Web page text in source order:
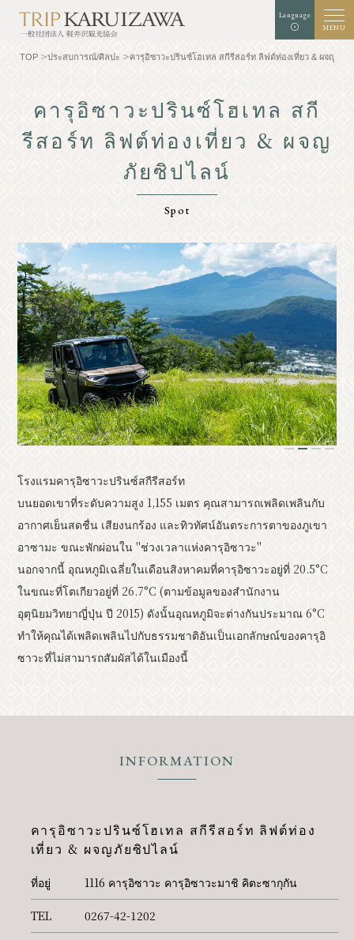
Language
MENU
สีพื้นหลัง สีดำ สีฟ้า
การขยายตัว มาตรฐาน
TOP
ทำความรู้จักกับคารุ
อิซาว่า
ธรรมชาติ
รีสอร์ท
คลาสสิค
นักชิม
ประสบการณ์/ศิลปะ
ร้านค้า
หลักสูตรแบบจำลอง
ข้อมูลเหตุการณ์
สังเกต เข้าถึง
รายการโบรชัวร์
แกลเลอรี่ภาพ
สมาชิกสมาคมอื่นๆ
ศูนย์ข้อมูลการท่องเที่ยว
เกี่ยวกับสมาคมการท่องเที่ยว
ข้อมูลการโฆษณาแบนเนอร์
สอบถามรายละเอียดเพิ่มเติม
นโยบายความเป็นส่วนตัว
TOP ประสบการณ์/ศิลปะ คารุอิซาวะปรินซ์โฮเทล สกีรีสอร์ท ลิฟต์ท่องเที่ยว & ผจญภัย
คารุอิซาวะปรินซ์โฮเทล สกี
รีสอร์ท ลิฟต์ท่องเที่ยว & ผจญ
ภัยซิปไลน์
Spot
โรงแรมคารุอิซาวะปรินซ์สกีรีสอร์ท
บนยอดเขาที่ระดับความสูง 1,155 เมตร คุณสามารถเพลิดเพลินกับ
อากาศเย็นสดชื่น เสียงนกร้อง และทิวทัศน์อันตระการตาของภูเขา
อาซามะ ขณะพักผ่อนใน "ช่วงเวลาแห่งคารุอิซาวะ"
นอกจากนี้ อุณหภูมิเฉลี่ยในเดือนสิงหาคมที่คารุอิซาวะอยู่ที่ 20.5°C
ในขณะที่โตเกียวอยู่ที่ 26.7°C (ตามข้อมูลของสำนักงาน
อุตุนิยมวิทยาญี่ปุ่น ปี 2015) ดังนั้นอุณหภูมิจะต่างกันประมาณ 6°C
ทำให้คุณได้เพลิดเพลินไปกับธรรมชาติอันเป็นเอกลักษณ์ของคารุอิ
ซาวะที่ไม่สามารถสัมผัสได้ในเมืองนี้
INFORMATION
คารุอิซาวะปรินซ์โฮเทล สกีรีสอร์ท ลิฟต์ท่อง
เที่ยว & ผจญภัยซิปไลน์
ที่อยู่ 1116 คารุอิซาวะ คารุอิซาวะมาชิ คิตะซากุกัน
TEL 0267-42-1202